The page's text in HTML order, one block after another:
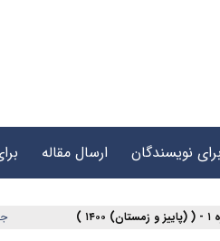
برای نویسندگان ارسال مقاله
جلد ۱۱